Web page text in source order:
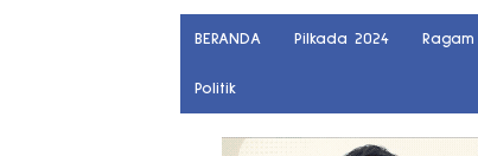
BERANDA Pilkada 2024 Ragam
Politik